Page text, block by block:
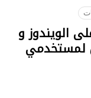
الويندوز و
لمستخدمي